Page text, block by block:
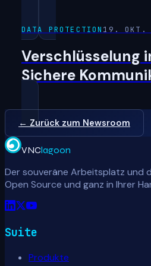
DATA PROTECTION 19. OKT.
Verschlüsselung
Sichere
← Zurück zum Newsroom
VNClagoon
Der souveräne Arbeitsplatz und
Open Source und ganz in Ihrer
Suite
Produkte